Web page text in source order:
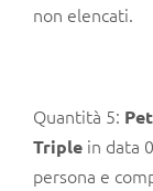
non elencati.
Quantità 5:
Triple in data
persona e